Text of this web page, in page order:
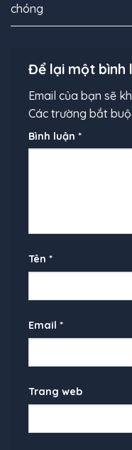
chóng
Để lại một bình
Email của bạn sẽ
Các trường bắt
Bình luận *
Tên *
Email *
Trang web